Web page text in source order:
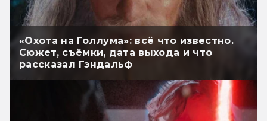
«Охота на Голлума»: всё что известно.
Сюжет, съёмки, дата выхода и что
рассказал Гэндальф